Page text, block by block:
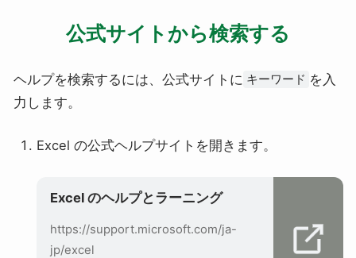
公式サイトから検索する
ヘルプを検索するには、公式サイトに キーワード を入
力します。
Excel の公式ヘルプサイトを開きます。
Excel のヘルプとラーニング
https://support.microsoft.com/ja-
jp/excel